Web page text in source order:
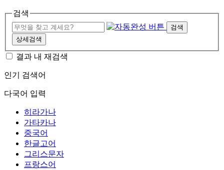
검색
검색
상세검색
결과 내 재검색
인기 검색어
다국어 입력
히라가나
가타카나
중국어
한글고어
그리스문자
프랑스어